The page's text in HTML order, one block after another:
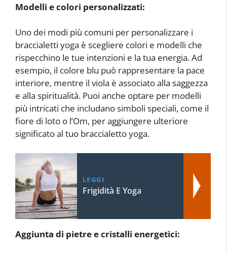
Modelli e colori personalizzati:
Uno dei modi più comuni per personalizzare i
braccialetti yoga è scegliere colori e modelli che
rispecchino le tue intenzioni e la tua energia. Ad
esempio, il colore blu può rappresentare la pace
interiore, mentre il viola è associato alla saggezza
e alla spiritualità. Puoi anche optare per modelli
più intricati che includano simboli speciali, come il
fiore di loto o l’Om, per aggiungere ulteriore
significato al tuo braccialetto yoga.
LEGGI
Frigidità E Yoga
Aggiunta di pietre e cristalli energetici: